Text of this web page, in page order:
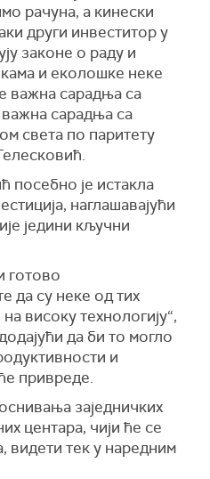
рачуна, а кинески
други инвеститор у
законе о раду и
и еколошке неке
важна сарадња са
сарадња са
света по паритету
је истакла
наглашавајући
једини кључни
готово
да су неке од тих
високу технологију“,
да би то могло
и
привреде.
заједничких
центара, чији ће се
видети тек у наредним